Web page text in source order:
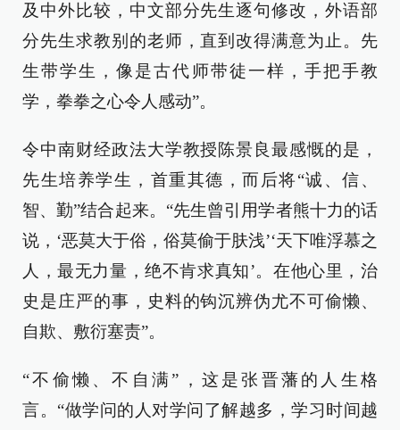
及中外比较，中文部分先生逐句修改，外语部
分先生求教别的老师，直到改得满意为止。先
生带学生，像是古代师带徒一样，手把手教
学，拳拳之心令人感动”。
令中南财经政法大学教授陈景良最感慨的是，
先生培养学生，首重其德，而后将“诚、信、
智、勤”结合起来。“先生曾引用学者熊十力的话
说，‘恶莫大于俗，俗莫偷于肤浅’‘天下唯浮慕之
人，最无力量，绝不肯求真知’。在他心里，治
史是庄严的事，史料的钩沉辨伪尤不可偷懒、
自欺、敷衍塞责”。
“不偷懒、不自满”，这是张晋藩的人生格
言。“做学问的人对学问了解越多，学习时间越